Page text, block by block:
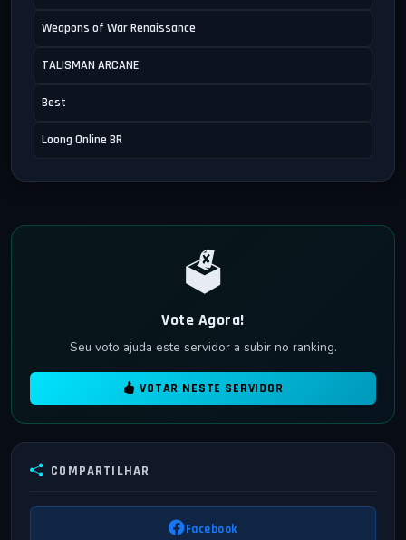
Weapons of War Renaissance
TALISMAN ARCANE
Best
Loong Online BR
🗳️
Vote Agora!
Seu voto ajuda este servidor a subir no ranking.
VOTAR NESTE SERVIDOR
COMPARTILHAR
Facebook